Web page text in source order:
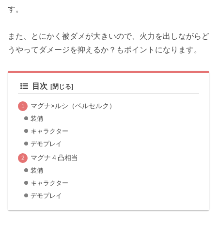
す。
また、とにかく被ダメが大きいので、火力を出しながらど
うやってダメージを抑えるか？もポイントになります。
目次
マグナ×ルシ（ベルセルク）
装備
キャラクター
デモプレイ
マグナ４凸相当
装備
キャラクター
デモプレイ